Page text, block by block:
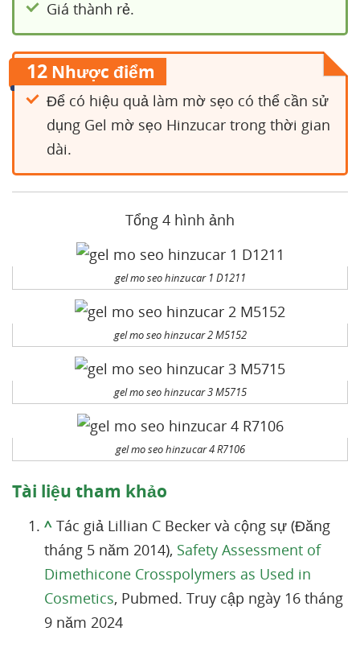
Giá thành rẻ.
12 Nhược điểm
Để có hiệu quả làm mờ sẹo có thể cần sử
dụng Gel mờ sẹo Hinzucar trong thời gian
dài.
Tổng 4 hình ảnh
gel mo seo hinzucar 1 D1211
gel mo seo hinzucar 2 M5152
gel mo seo hinzucar 3 M5715
gel mo seo hinzucar 4 R7106
Tài liệu tham khảo
^ Tác giả Lillian C Becker và cộng sự (Đăng
tháng 5 năm 2014), Safety Assessment of
Dimethicone Crosspolymers as Used in
Cosmetics, Pubmed. Truy cập ngày 16 tháng
9 năm 2024